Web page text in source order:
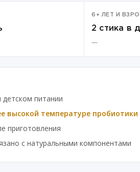
6+ ЛЕТ И
2 стика в
—
питании
высокой температуре пробиотики
приготовления
с натуральными компонентами